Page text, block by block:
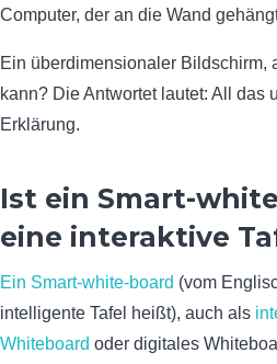
Computer, der an die Wand
Ein überdimensionaler Bildschirm,
kann? Die Antwortet lautet: All das
Erklärung.
Ist ein Smart-
eine interaktive
Ein Smart-white-board (vom
intelligente Tafel heißt), auch als
Whiteboard oder digitales